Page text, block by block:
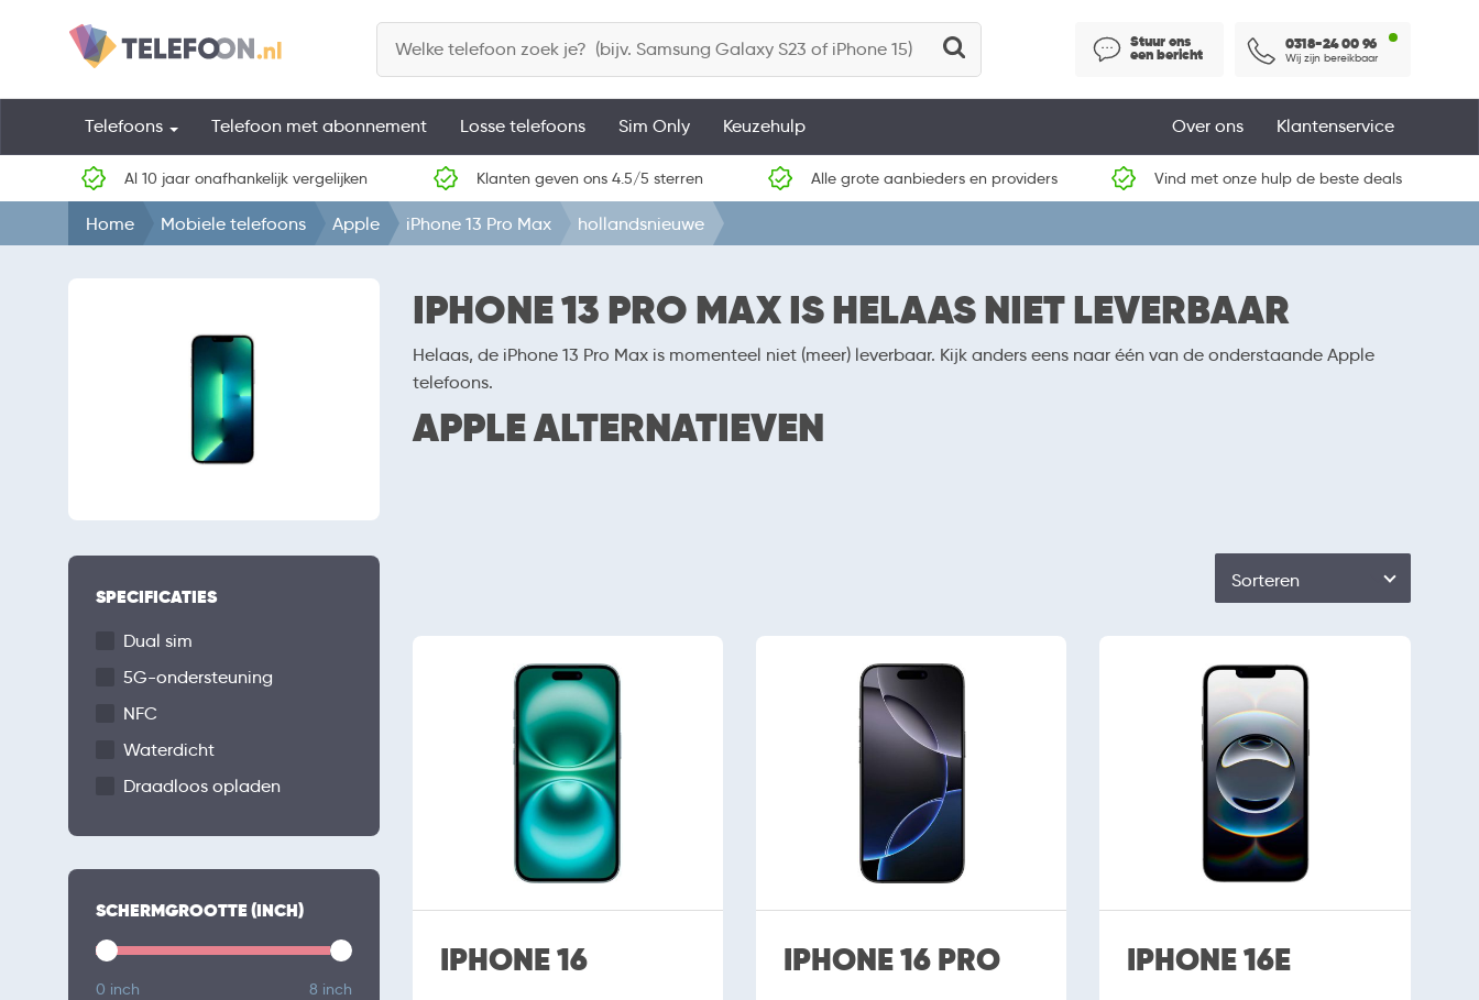
Stuur ons
een bericht
0318-24 00 96
Wij zijn bereikbaar
Telefoons Telefoon met abonnement Losse telefoons Sim Only Keuzehulp Klantenservice
Over ons
Al 10 jaar onafhankelijk vergelijken Klanten geven ons 4.5/5 sterren Alle grote aanbieders en providers Vind met onze hulp de beste deals
Home Mobiele telefoons Apple iPhone 13 Pro Max hollandsnieuwe
IPHONE 13 PRO MAX IS HELAAS NIET LEVERBAAR
Helaas, de iPhone 13 Pro Max is momenteel niet (meer) leverbaar. Kijk anders eens naar één van de onderstaande Apple
telefoons.
APPLE ALTERNATIEVEN
Sorteren
SPECIFICATIES
Dual sim
5G-ondersteuning
NFC
Waterdicht
Draadloos opladen
SCHERMGROOTTE (INCH)
0 inch 8 inch
IPHONE 16 IPHONE 16 PRO IPHONE 16E